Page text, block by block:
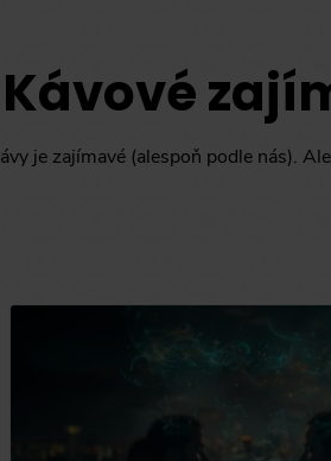
Kávové
je zajímavé (alespoň podle nás).